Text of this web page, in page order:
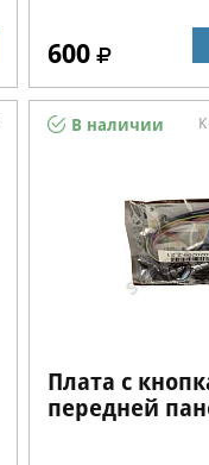
600
Плата с
передней
В наличии